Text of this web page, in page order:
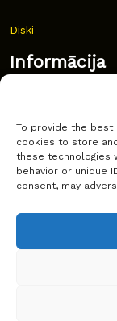
To provide the best
cookies to store
these technologies
behavior or unique
consent, may
Diski
Informācija
Bieži uzdoti
Kur pirkt?
Sīkdatņu politika
Copyright ©